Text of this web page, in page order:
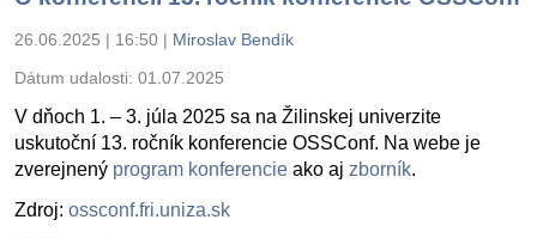
26.06.2025 | 16:50 | Miroslav Bendík
Dátum udalosti: 01.07.2025
V dňoch 1. – 3. júla 2025 sa na Žilinskej univerzite
uskutoční 13. ročník konferencie OSSConf. Na webe je
zverejnený program konferencie ako aj zborník.
Zdroj: ossconf.fri.uniza.sk